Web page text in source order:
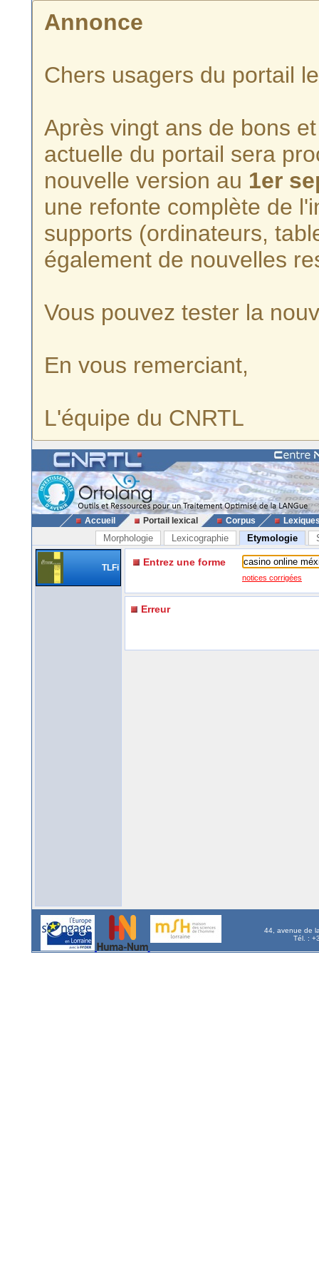
Annonce
Chers usagers du portail
Après vingt ans de bons
actuelle du portail sera
nouvelle version au 1er
une refonte complète de
supports (ordinateurs,
également de nouvelles
Vous pouvez tester la
En vous remerciant,
L'équipe du CNRTL
Accueil Portail lexical Corpus
Morphologie Lexicographie Etymologie
TLFi Entrez une forme
notices corrigées
Erreur
44, avenue de
Tél. :